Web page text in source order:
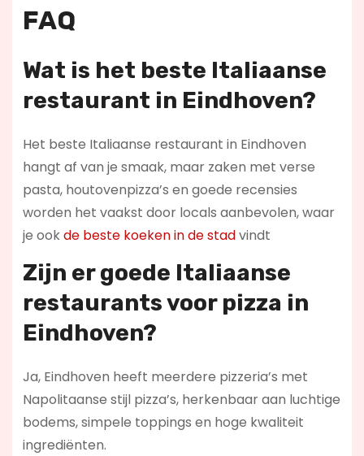
FAQ
Wat is het beste Italiaanse
restaurant in Eindhoven?
Het beste Italiaanse restaurant in Eindhoven
hangt af van je smaak, maar zaken met verse
pasta, houtovenpizza’s en goede recensies
worden het vaakst door locals aanbevolen, waar
je ookde beste koeken in de stadvindt
Zijn er goede Italiaanse
restaurants voor pizza in
Eindhoven?
Ja, Eindhoven heeft meerdere pizzeria’s met
Napolitaanse stijl pizza’s, herkenbaar aan luchtige
bodems, simpele toppings en hoge kwaliteit
ingrediënten.